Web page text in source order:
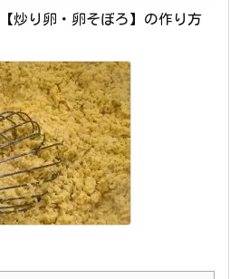
炒り卵・卵そぼろ】の作り方